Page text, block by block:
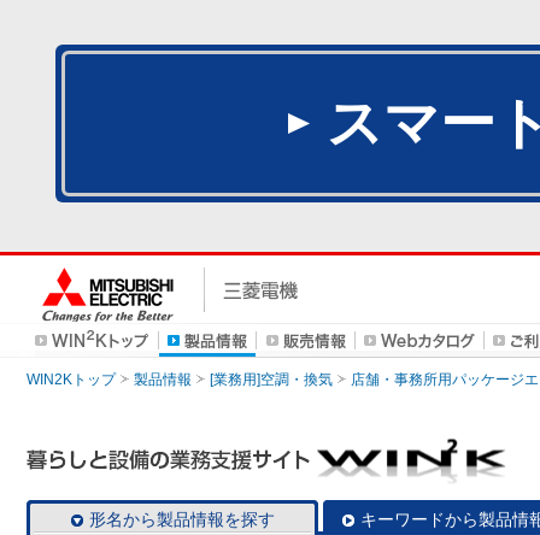
スマー
WIN2Kトップ 製品情報 [業務用]空調・換気 店舗・事務所用パッケージ
形名から製品情報を探す キーワードから製品情